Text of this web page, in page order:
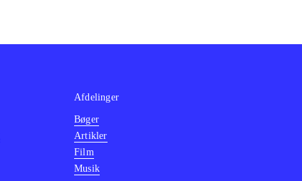
Afdelinger
Bøger
Artikler
Film
Musik